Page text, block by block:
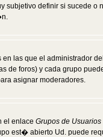
definir si sucede
las que el administrador
foros) y cada grupo
asignar moderadores.
el enlace Grupos de Usuarios
est� abierto Ud. puede